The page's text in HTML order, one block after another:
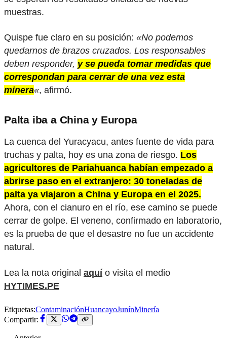
muestras.
Quispe fue claro en su posición: «No podemos
quedarnos de brazos cruzados. Los responsables
deben responder, y se pueda tomar medidas que
correspondan para cerrar de una vez esta
minera«, afirmó.
Palta iba a China y Europa
La cuenca del Yuracyacu, antes fuente de vida para
truchas y palta, hoy es una zona de riesgo. Los
agricultores de Pariahuanca habían empezado a
abrirse paso en el extranjero: 30 toneladas de
palta ya viajaron a China y Europa en el 2025.
Ahora, con el cianuro en el río, ese camino se puede
cerrar de golpe. El veneno, confirmado en laboratorio,
es la prueba de que el desastre no fue un accidente
natural.
Lea la nota original aquío visita el medio
HYTIMES.PE
Etiquetas:ContaminaciónHuancayoJunínMinería
Compartir: